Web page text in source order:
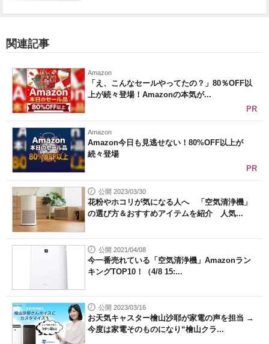
関連記事
Amazon
「え、こんなセールやってたの？」80％OFF以
上が続々登場！Amazonの本気が...
PR
Amazon
Amazon今日も見逃せない！80%OFF以上が
続々登場
PR
公開 2023/03/30
花粉やホコリが気になる人へ 「空気清浄機」
の選び方＆おすすめアイテムを紹介 人気...
公開 2021/04/08
今一番売れている「空気清浄機」Amazonラン
キングTOP10！（4/8 15:...
公開 2023/03/16
お天気キャスター檜山沙耶が家電の声を担当 →
今度は家電そのものになり“檜山クラ...